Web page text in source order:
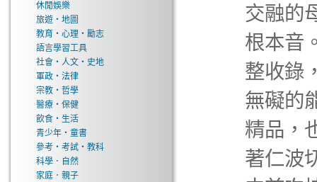
休閒娛樂
旅遊‧地圖
教育‧心理‧勵志
語言學習工具
社會‧人文‧史地
軍政‧法律
宗教‧哲學
醫療‧保健
飲食‧生活
青少年‧童書
參考‧考試‧教科
科學．自然
家庭．親子
交融的
根本音
整收錄
無礙的
精品，
著仁波